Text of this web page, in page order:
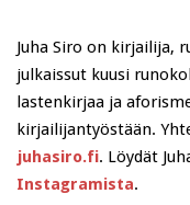
Juha Siro on kirjailija,
julkaissut kuusi
lastenkirjaa ja
kirjailijantyöstään.
juhasiro.fi. Löydät
Instagramista.